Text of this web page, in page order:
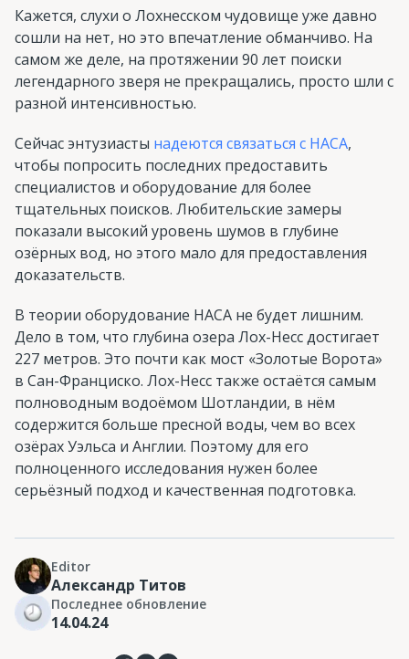
Кажется, слухи о Лохнесском чудовище уже давно
сошли на нет, но это впечатление обманчиво. На
самом же деле, на протяжении 90 лет поиски
легендарного зверя не прекращались, просто шли с
разной интенсивностью.
Сейчас энтузиасты надеются связаться с НАСА,
чтобы попросить последних предоставить
специалистов и оборудование для более
тщательных поисков. Любительские замеры
показали высокий уровень шумов в глубине
озёрных вод, но этого мало для предоставления
доказательств.
В теории оборудование НАСА не будет лишним.
Дело в том, что глубина озера Лох-Несс достигает
227 метров. Это почти как мост «Золотые Ворота»
в Сан-Франциско. Лох-Несс также остаётся самым
полноводным водоёмом Шотландии, в нём
содержится больше пресной воды, чем во всех
озёрах Уэльса и Англии. Поэтому для его
полноценного исследования нужен более
серьёзный подход и качественная подготовка.
Editor
Александр Титов
Последнее обновление
14.04.24